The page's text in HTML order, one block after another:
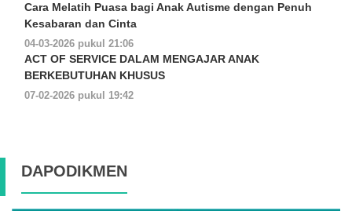
Cara Melatih Puasa bagi Anak Autisme dengan Penuh
Kesabaran dan Cinta
04-03-2026 pukul 21:06
ACT OF SERVICE DALAM MENGAJAR ANAK
BERKEBUTUHAN KHUSUS
07-02-2026 pukul 19:42
DAPODIKMEN